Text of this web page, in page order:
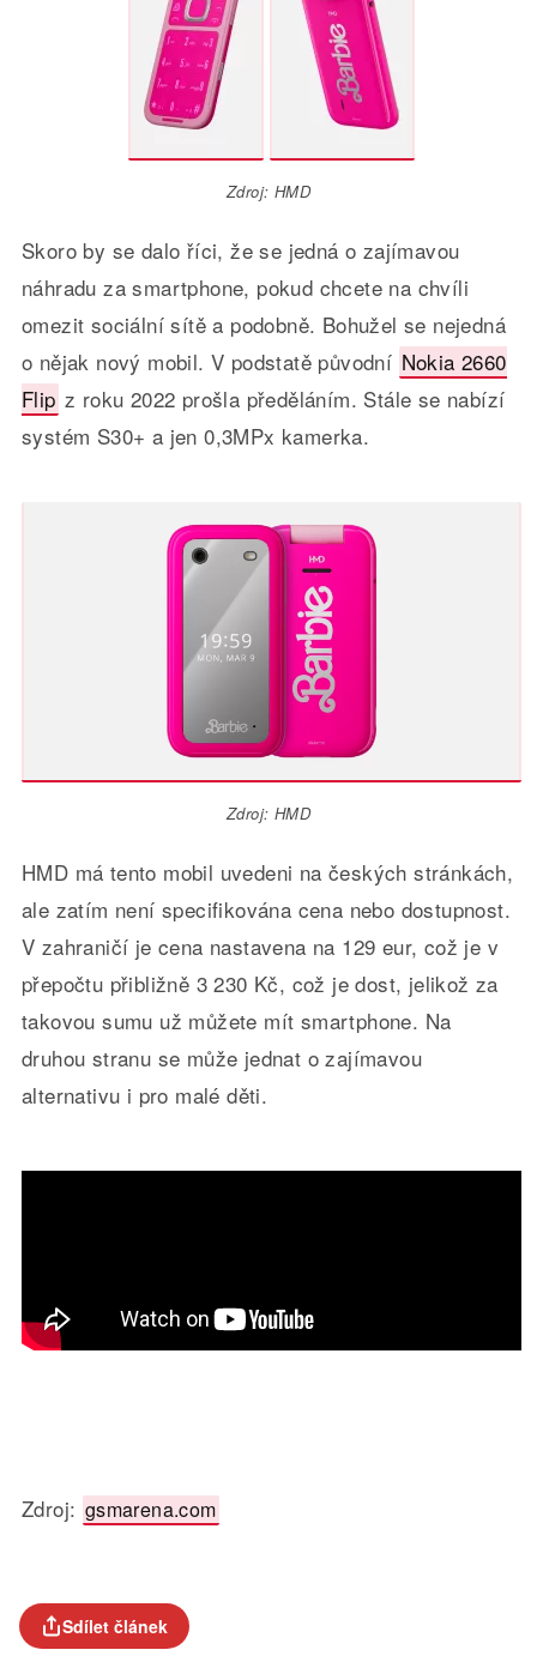
Zdroj: HMD
Skoro by se dalo říci, že se jedná o zajímavou
náhradu za smartphone, pokud chcete na chvíli
omezit sociální sítě a podobně. Bohužel se nejedná
o nějak nový mobil. V podstatě původní Nokia 2660
Flip z roku 2022 prošla předěláním. Stále se nabízí
systém S30+ a jen 0,3MPx kamerka.
Zdroj: HMD
HMD má tento mobil uvedeni na českých stránkách,
ale zatím není specifikována cena nebo dostupnost.
V zahraničí je cena nastavena na 129 eur, což je v
přepočtu přibližně 3 230 Kč, což je dost, jelikož za
takovou sumu už můžete mít smartphone. Na
druhou stranu se může jednat o zajímavou
alternativu i pro malé děti.
Zdroj: gsmarena.com
Sdílet článek